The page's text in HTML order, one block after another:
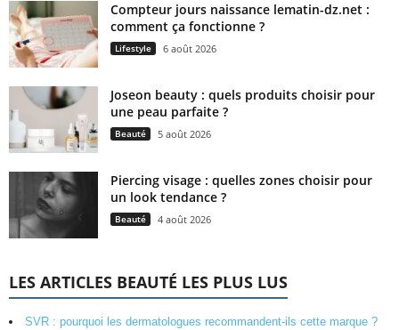
Compteur jours naissance lematin-dz.net :
comment ça fonctionne ?
Lifestyle 6 août 2026
Joseon beauty : quels produits choisir pour
une peau parfaite ?
Beauté 5 août 2026
Piercing visage : quelles zones choisir pour
un look tendance ?
Beauté 4 août 2026
LES ARTICLES BEAUTÉ LES PLUS LUS
SVR : pourquoi les dermatologues recommandent-ils cette marque ?